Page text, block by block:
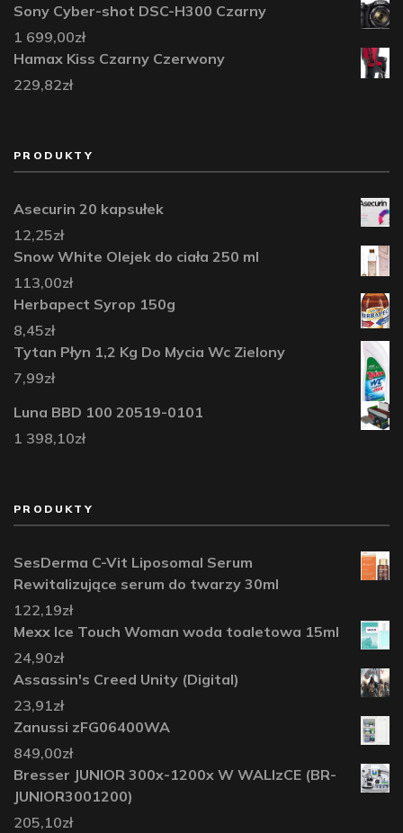
Sony Cyber-shot DSC-H300 Czarny
1 699,00zł
Hamax Kiss Czarny Czerwony
229,82zł
PRODUKTY
Asecurin 20 kapsułek
12,25zł
Snow White Olejek do ciała 250 ml
113,00zł
Herbapect Syrop 150g
8,45zł
Tytan Płyn 1,2 Kg Do Mycia Wc Zielony
7,99zł
Luna BBD 100 20519-0101
1 398,10zł
PRODUKTY
SesDerma C-Vit Liposomal Serum
Rewitalizujące serum do twarzy 30ml
122,19zł
Mexx Ice Touch Woman woda toaletowa 15ml
24,90zł
Assassin's Creed Unity (Digital)
23,91zł
Zanussi zFG06400WA
849,00zł
Bresser JUNIOR 300x-1200x W WALIzCE (BR-
JUNIOR3001200)
205,10zł